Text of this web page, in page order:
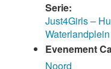
Serie:
Just4Girls –
Waterlandplein
Evenement
Noord